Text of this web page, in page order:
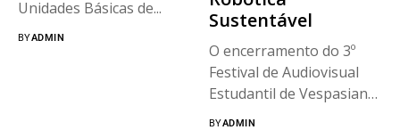
Unidades Básicas de...
BYADMIN
Sustentável
O encerramento do 3º
Festival de Audiovisual
Estudantil de Vespasiano
foi um...
BYADMIN